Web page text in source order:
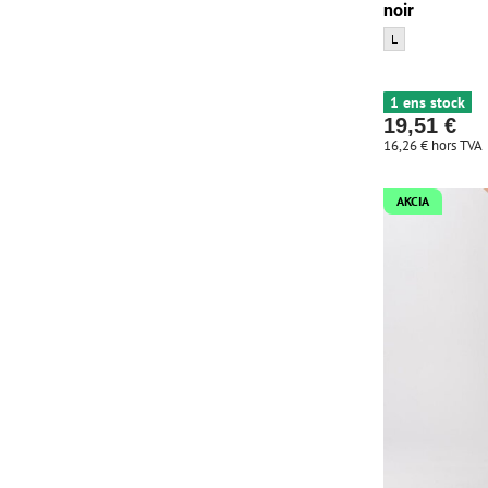
noir
Pantalon
L
1 ens stock
19,51 €
16,26 € hors TVA
AKCIA